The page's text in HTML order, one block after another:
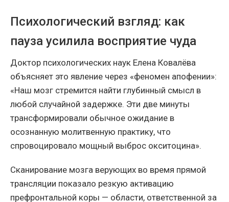
Психологический взгляд: как
пауза усилила восприятие чуда
Доктор психологических наук Елена Ковалёва
объясняет это явление через «феномен апофении»:
«Наш мозг стремится найти глубинный смысл в
любой случайной задержке. Эти две минуты
трансформировали обычное ожидание в
осознанную молитвенную практику, что
спровоцировало мощный выброс окситоцина».
Сканирование мозга верующих во время прямой
трансляции показало резкую активацию
префронтальной коры — области, ответственной за